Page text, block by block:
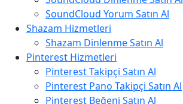
SoundCloud Yorum Satın Al
Shazam Hizmetleri
Shazam Dinlenme Satın Al
Pinterest Hizmetleri
Pinterest Takipçi Satın Al
Pinterest Pano Takipçi Satın Al
Pinterest Beğeni Satın Al